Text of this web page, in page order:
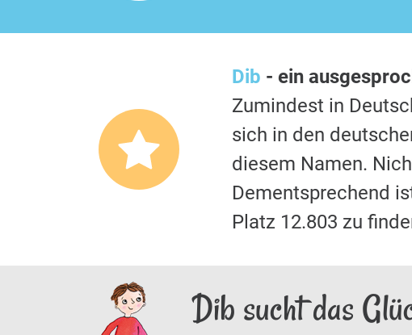
Dib - ein
Zumindest in
sich in den
diesem Namen.
Dementsprechend
Platz 12.803 zu
Dib sucht das